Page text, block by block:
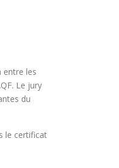
entre les
Le jury
du
le certificat